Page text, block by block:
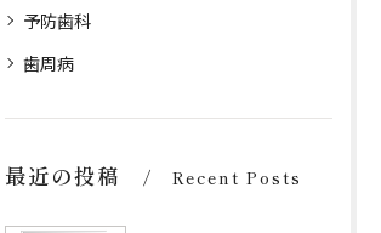
予防歯科
歯周病
最近の投稿 Recent Posts